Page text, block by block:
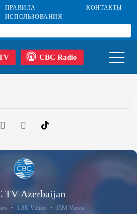
ПРАВИЛА
ИСПОЛЬЗОВАНИЯ
КОНТАКТЫ
CBC Radio
TV Azerbaijan
• 1.8K Videos • 15M Views